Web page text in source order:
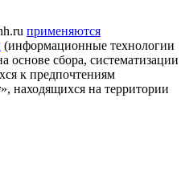
применяются
(информационные технологии
основе сбора, систематизации
к предпочтениям
находящихся на территории